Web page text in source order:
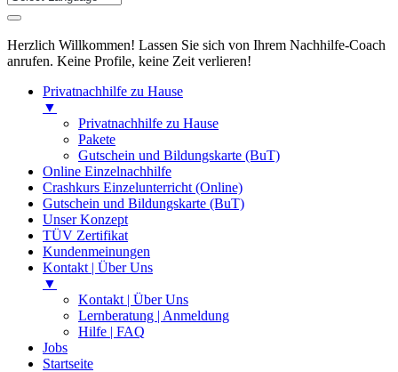
Herzlich Willkommen! Lassen Sie sich von Ihrem Nachhilfe-Coach
anrufen. Keine Profile, keine Zeit verlieren!
Privatnachhilfe zu Hause
▼
Privatnachhilfe zu Hause
Pakete
Gutschein und Bildungskarte (BuT)
Online Einzelnachhilfe
Crashkurs Einzelunterricht (Online)
Gutschein und Bildungskarte (BuT)
Unser Konzept
TÜV Zertifikat
Kundenmeinungen
Kontakt | Über Uns
▼
Kontakt | Über Uns
Lernberatung | Anmeldung
Hilfe | FAQ
Jobs
Startseite